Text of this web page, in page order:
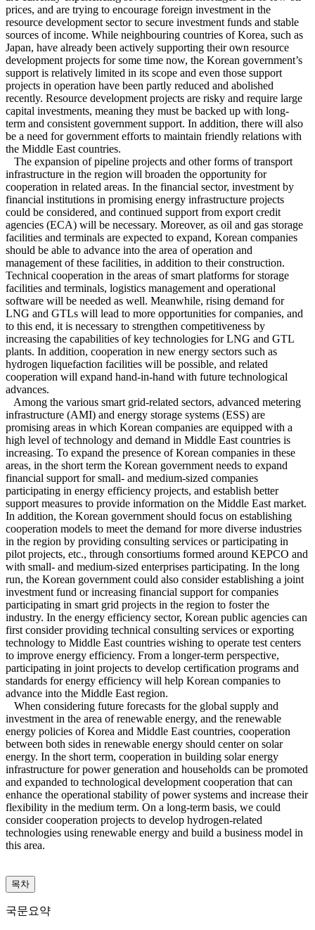
prices, and are trying to encourage foreign investment in the
resource development sector to secure investment funds and stable
sources of income. While neighbouring countries of Korea, such as
Japan, have already been actively supporting their own resource
development projects for some time now, the Korean government’s
support is relatively limited in its scope and even those support
projects in operation have been partly reduced and abolished
recently. Resource development projects are risky and require large
capital investments, meaning they must be backed up with long-
term and consistent government support. In addition, there will also
be a need for government efforts to maintain friendly relations with
the Middle East countries.
The expansion of pipeline projects and other forms of transport
infrastructure in the region will broaden the opportunity for
cooperation in related areas. In the financial sector, investment by
financial institutions in promising energy infrastructure projects
could be considered, and continued support from export credit
agencies (ECA) will be necessary. Moreover, as oil and gas storage
facilities and terminals are expected to expand, Korean companies
should be able to advance into the area of operation and
management of these facilities, in addition to their construction.
Technical cooperation in the areas of smart platforms for storage
facilities and terminals, logistics management and operational
software will be needed as well. Meanwhile, rising demand for
LNG and GTLs will lead to more opportunities for companies, and
to this end, it is necessary to strengthen competitiveness by
increasing the capabilities of key technologies for LNG and GTL
plants. In addition, cooperation in new energy sectors such as
hydrogen liquefaction facilities will be possible, and related
cooperation will expand hand-in-hand with future technological
advances.
Among the various smart grid-related sectors, advanced metering
infrastructure (AMI) and energy storage systems (ESS) are
promising areas in which Korean companies are equipped with a
high level of technology and demand in Middle East countries is
increasing. To expand the presence of Korean companies in these
areas, in the short term the Korean government needs to expand
financial support for small- and medium-sized companies
participating in energy efficiency projects, and establish better
support measures to provide information on the Middle East market.
In addition, the Korean government should focus on establishing
cooperation models to meet the demand for more diverse industries
in the region by providing consulting services or participating in
pilot projects, etc., through consortiums formed around KEPCO and
with small- and medium-sized enterprises participating. In the long
run, the Korean government could also consider establishing a joint
investment fund or increasing financial support for companies
participating in smart grid projects in the region to foster the
industry. In the energy efficiency sector, Korean public agencies can
first consider providing technical consulting services or exporting
technology to Middle East countries wishing to operate test centers
to improve energy efficiency. From a longer-term perspective,
participating in joint projects to develop certification programs and
standards for energy efficiency will help Korean companies to
advance into the Middle East region.
When considering future forecasts for the global supply and
investment in the area of renewable energy, and the renewable
energy policies of Korea and Middle East countries, cooperation
between both sides in renewable energy should center on solar
energy. In the short term, cooperation in building solar energy
infrastructure for power generation and households can be promoted
and expanded to technological development cooperation that can
enhance the operational stability of power systems and increase their
flexibility in the medium term. On a long-term basis, we could
consider cooperation projects to develop hydrogen-related
technologies using renewable energy and build a business model in
this area.
목차
국문요약